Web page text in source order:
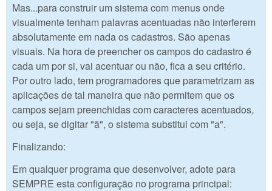
Mas...para construir um sistema com menus onde
visualmente tenham palavras acentuadas não interferem
absolutamente em nada os cadastros. São apenas
visuais. Na hora de preencher os campos do cadastro é
cada um por si, vai acentuar ou não, fica a seu critério.
Por outro lado, tem programadores que parametrizam as
aplicações de tal maneira que não permitem que os
campos sejam preenchidas com caracteres acentuados,
ou seja, se digitar "ã", o sistema substitui com "a".
Finalizando:
Em qualquer programa que desenvolver, adote para
SEMPRE esta configuração no programa principal: